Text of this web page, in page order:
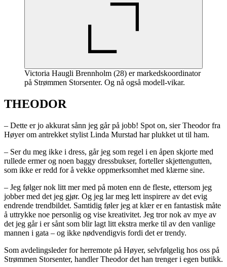
Victoria Haugli Brennholm (28) er markedskoordinator
på Strømmen Storsenter. Og nå også modell-vikar.
THEODOR
– Dette er jo akkurat sånn jeg går på jobb! Spot on, sier Theodor fra
Høyer om antrekket stylist Linda Murstad har plukket ut til ham.
– Ser du meg ikke i dress, går jeg som regel i en åpen skjorte med
rullede ermer og noen baggy dressbukser, forteller skjettengutten,
som ikke er redd for å vekke oppmerksomhet med klærne sine.
– Jeg følger nok litt mer med på moten enn de fleste, ettersom jeg
jobber med det jeg gjør. Og jeg lar meg lett inspirere av det evig
endrende trendbildet. Samtidig føler jeg at klær er en fantastisk måte
å uttrykke noe personlig og vise kreativitet. Jeg tror nok av mye av
det jeg går i er sånt som blir lagt litt ekstra merke til av den vanlige
mannen i gata – og ikke nødvendigvis fordi det er trendy.
Som avdelingsleder for herremote på Høyer, selvfølgelig hos oss på
Strømmen Storsenter, handler Theodor det han trenger i egen butikk.